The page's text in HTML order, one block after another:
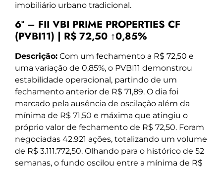
imobiliário urbano tradicional.
6º – FII VBI PRIME PROPERTIES CF
(PVBI11) | R$ 72,50 ↑0,85%
Descrição: Com um fechamento a R$ 72,50 e
uma variação de 0,85%, o PVBI11 demonstrou
estabilidade operacional, partindo de um
fechamento anterior de R$ 71,89. O dia foi
marcado pela ausência de oscilação além da
mínima de R$ 71,50 e máxima que atingiu o
próprio valor de fechamento de R$ 72,50. Foram
negociadas 42.921 ações, totalizando um volume
de R$ 3.111.772,50. Olhando para o histórico de 52
semanas, o fundo oscilou entre a mínima de R$